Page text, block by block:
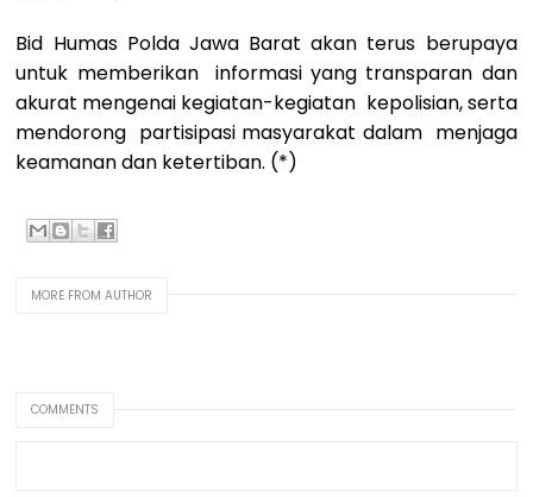
Bid Humas Polda Jawa Barat akan terus berupaya
untuk memberikan informasi yang transparan dan
akurat mengenai kegiatan-kegiatan kepolisian, serta
mendorong partisipasi masyarakat dalam menjaga
keamanan dan ketertiban. (*)
MORE FROM AUTHOR
COMMENTS